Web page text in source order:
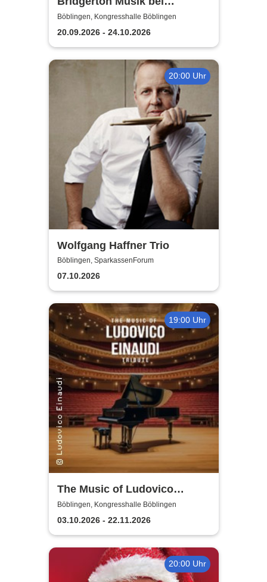
Kerzenschein
Böblingen, Kongresshalle Böblingen
20.09.2026 - 24.10.2026
20:00 Uhr
Wolfgang Haffner Trio
Böblingen, SparkassenForum
07.10.2026
19:00 Uhr
The Music of Ludovico
Einaudi: Tribute-
Klavierkonzert - Ludovico
Einaudi Tribute bei
Kerzenschein
Böblingen, Kongresshalle Böblingen
03.10.2026 - 22.11.2026
20:00 Uhr